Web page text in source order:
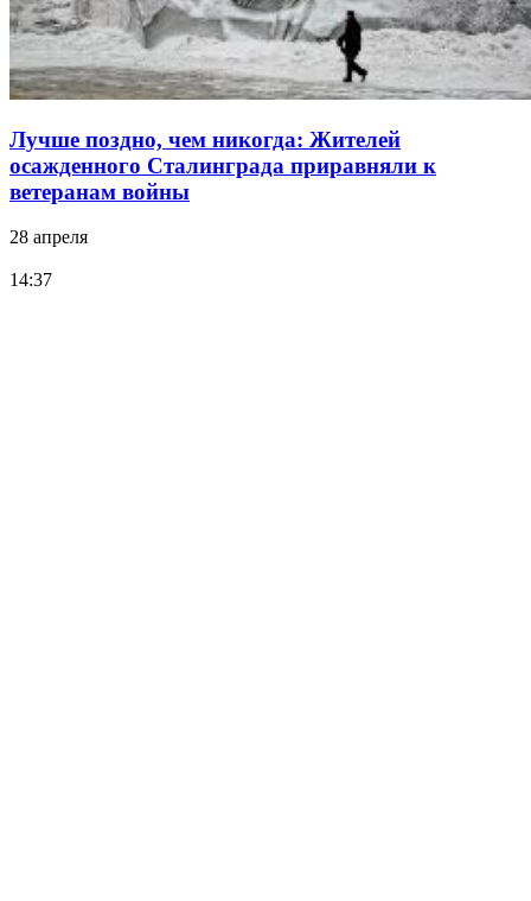
Лучше поздно, чем никогда: Жителей
осажденного Сталинграда приравняли к
ветеранам войны
28 апреля
14:37